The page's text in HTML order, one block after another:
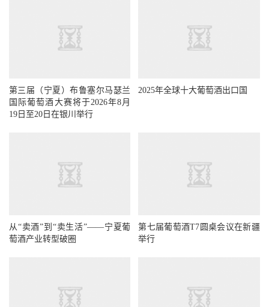
第三届（宁夏）布鲁塞尔马瑟兰
国际葡萄酒大赛将于2026年8月
19日至20日在银川举行
2025年全球十大葡萄酒出口国
从“卖酒”到“卖生活”——宁夏葡
萄酒产业转型破圈
第七届葡萄酒T7圆桌会议在新疆
举行